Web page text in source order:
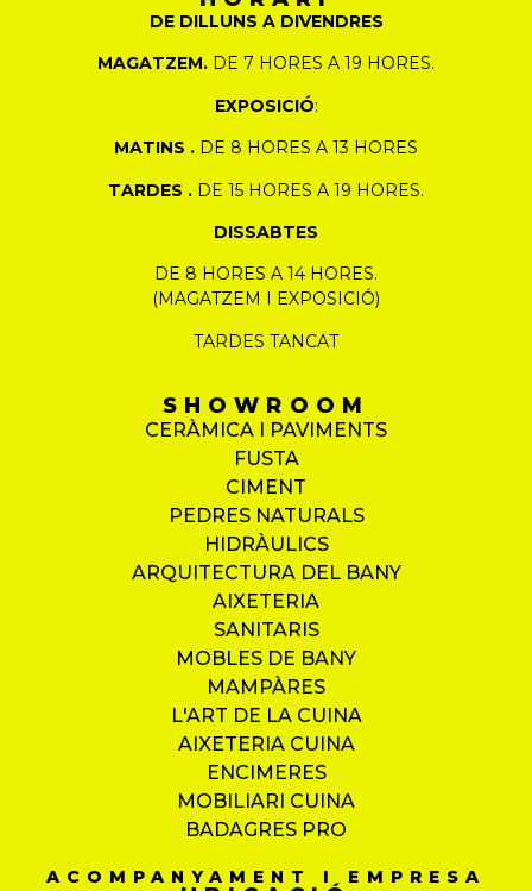
DE DILLUNS A DIVENDRES
MAGATZEM. DE 7 HORES A 19 HORES.
EXPOSICIÓ:
MATINS . DE 8 HORES A 13 HORES
TARDES . DE 15 HORES A 19 HORES.
DISSABTES
DE 8 HORES A 14 HORES.
(MAGATZEM I EXPOSICIÓ)
TARDES TANCAT
SHOWROOM
CERÀMICA I PAVIMENTS
FUSTA
CIMENT
PEDRES NATURALS
HIDRÀULICS
ARQUITECTURA DEL BANY
AIXETERIA
SANITARIS
MOBLES DE BANY
MAMPÀRES
L'ART DE LA CUINA
AIXETERIA CUINA
ENCIMERES
MOBILIARI CUINA
BADAGRES PRO
ACOMPANYAMENT I EMPRESA